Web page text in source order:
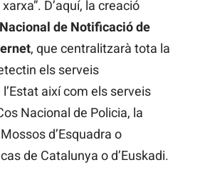
D’aquí, la creació
Nacional de Notificació de
, que centralitzarà tota la
els serveis
l’Estat així com els serveis
Nacional de Policia, la
d’Esquadra o
de Catalunya o d’Euskadi.